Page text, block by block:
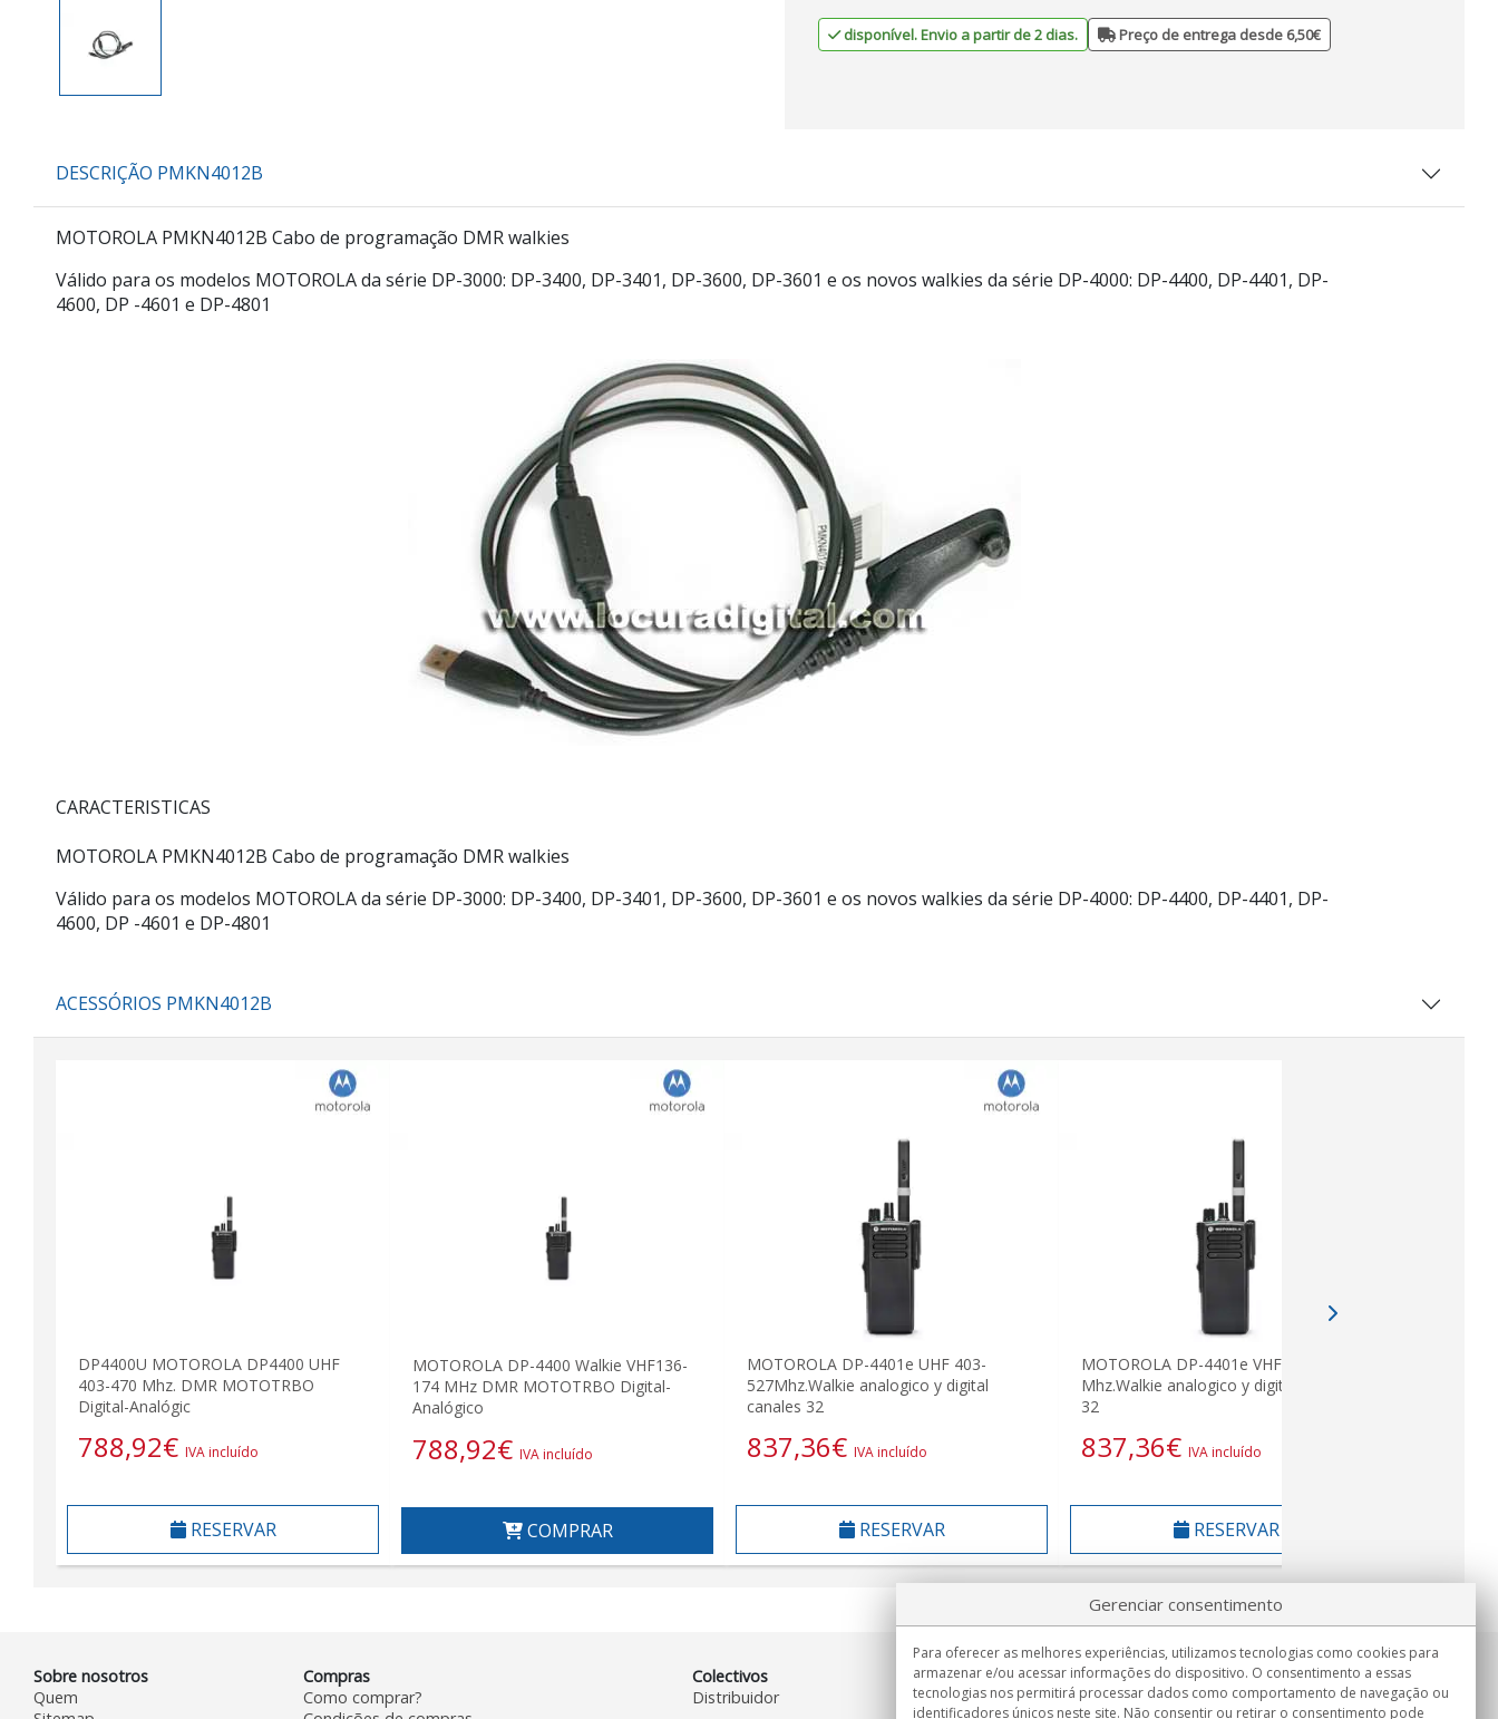
disponível. Envio a partir de 2 dias. Preço de entrega desde 6,50€
DESCRIÇÃO PMKN4012B
MOTOROLA PMKN4012B Cabo de programação DMR walkies
Válido para os modelos MOTOROLA da série DP-3000: DP-3400, DP-3401, DP-3600, DP-3601 e os novos walkies da série DP-4000: DP-4400, DP-4401, DP-
4600, DP -4601 e DP-4801
CARACTERISTICAS
MOTOROLA PMKN4012B Cabo de programação DMR walkies
Válido para os modelos MOTOROLA da série DP-3000: DP-3400, DP-3401, DP-3600, DP-3601 e os novos walkies da série DP-4000: DP-4400, DP-4401, DP-
4600, DP -4601 e DP-4801
ACESSÓRIOS PMKN4012B
DP4400U MOTOROLA DP4400 UHF
403-470 Mhz. DMR MOTOTRBO
Digital-Analógic
788,92€ IVA incluído
RESERVAR
MOTOROLA DP-4400 Walkie VHF136-
174 MHz DMR MOTOTRBO Digital-
Analógico
788,92€ IVA incluído
COMPRAR
MOTOROLA DP-4401e UHF 403-
527Mhz.Walkie analogico y digital
canales 32
837,36€ IVA incluído
RESERVAR
MOTOROLA DP-4401e VHF136-174
Mhz.Walkie analogico y digital canales
32
837,36€ IVA incluído
RESERVAR
Sobre nosotros
Quem
Compras
Como comprar?
Colectivos
Distribuidor
Informação
Seg.-Sex. 9:00h - 15:00h.
Gerenciar consentimento
Para oferecer as melhores experiências, utilizamos tecnologias como cookies para
armazenar e/ou acessar informações do dispositivo. O consentimento a essas
tecnologias nos permitirá processar dados como comportamento de navegação ou
identificadores únicos neste site. Não consentir ou retirar o consentimento pode